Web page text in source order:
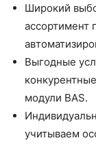
Широкий
ассортимент
Выгодные
модули BAS.
учитываем